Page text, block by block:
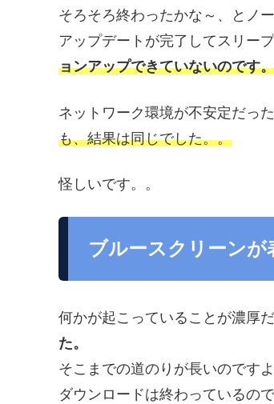
そろそろ終わったかな～、とノ
アップデートが完了してスリー
ョンアップできていないのです。
ネットワーク環境が不安定だっ
も、結果は同じでした。。
怪しいです。。
ブルースクリーンが
何かが起こっていることが濃厚だ
た。
そこまでの道のりが長いのですよ
ダウンロードは終わっているの